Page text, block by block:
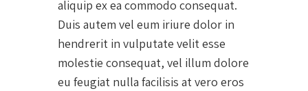
aliquip ex ea commodo consequat.
Duis autem vel eum iriure dolor in
hendrerit in vulputate velit esse
molestie consequat, vel illum dolore
eu feugiat nulla facilisis at vero eros